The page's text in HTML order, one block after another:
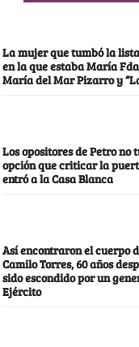
La mujer que tumbó la
en la que estaba María
María del Mar Pizarro y
Los opositores de Petro no
opción que criticar la
entró a la Casa Blanca
Así encontraron el cuerpo
Camilo Torres, 60 años
sido escondido por un
Ejército